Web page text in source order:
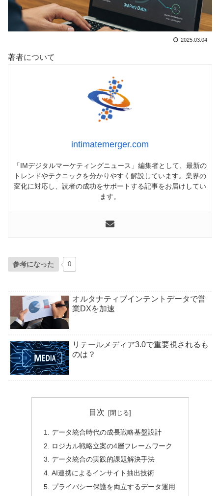
2025.03.04
著者について
intimatemerger.com
「IMデジタルマーケティングニュース」編集者として、最新の
トレンドやテクニックを分かりやすく解説しています。業界の
変化に対応し、読者の成功をサポートする記事をお届けしてい
ます。
参考になった 0
オルタナティブインテントデータで営
業DXを加速
リテールメディア3.0で重要視されるも
のは？
目次
データ統合時代の成長戦略基盤設計
ロジカル戦略立案の4層フレームワーク
データ統合の実践的課題解決手法
AI連携によるインサイト抽出技術
プライバシー保護を両立するデータ運用